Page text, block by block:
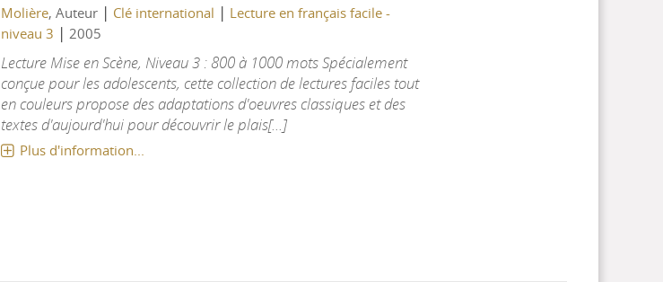
Molière, Auteur | Clé international | Lecture en français facile -
niveau 3 | 2005
Lecture Mise en Scène, Niveau 3 : 800 à 1000 mots Spécialement
conçue pour les adolescents, cette collection de lectures faciles tout
en couleurs propose des adaptations d'oeuvres classiques et des
textes d'aujourd'hui pour découvrir le plais[...]
Plus d'information...